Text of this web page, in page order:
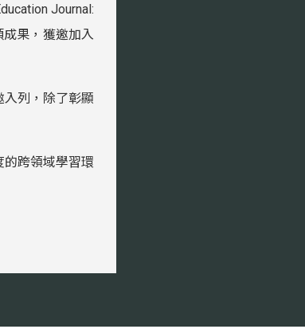
Journal:
果，獲邀加入
列，除了彰顯
跨領域學習環